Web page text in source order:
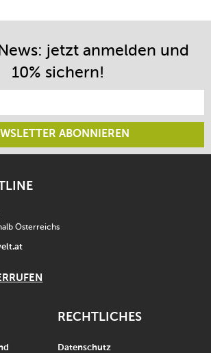
jetzt anmelden und
10% sichern!
ABONNIEREN
Österreichs
RECHTLICHES
Datenschutz